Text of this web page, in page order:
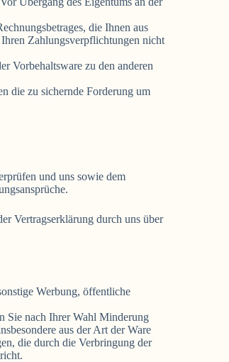
die Ihnen aus
Zahlungsverpflichtungen nicht
Vorbehaltsware zu den anderen
die zu sichernde Forderung um
und uns sowie dem
Vertragserklärung durch uns über
Werbung, öffentliche
Sie nach Ihrer Wahl Minderung
aus der Art der Ware
die durch die Verbringung der